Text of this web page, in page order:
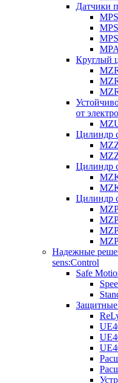
Датчики
MPA
Круглый
от
Цилиндр
Цилиндр
Цилиндр
Надежные
sens:Control
Safe
Защитные